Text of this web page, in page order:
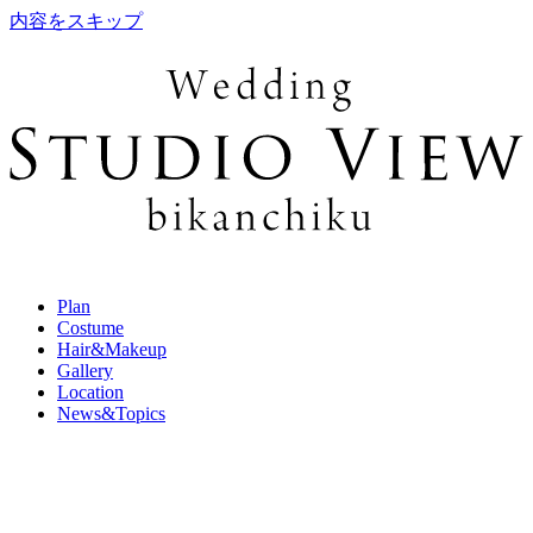
内容をスキップ
Plan
Costume
Hair&Makeup
Gallery
Location
News&Topics